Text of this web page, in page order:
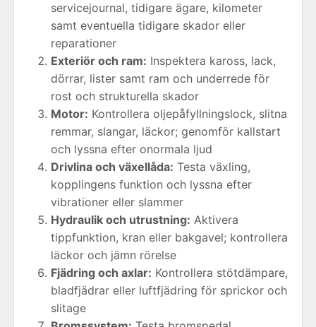
servicejournal, tidigare ägare, kilometer
samt eventuella tidigare skador eller
reparationer
Exteriör och ram: Inspektera kaross, lack,
dörrar, lister samt ram och underrede för
rost och strukturella skador
Motor: Kontrollera oljepåfyllningslock, slitna
remmar, slangar, läckor; genomför kallstart
och lyssna efter onormala ljud
Drivlina och växellåda: Testa växling,
kopplingens funktion och lyssna efter
vibrationer eller slammer
Hydraulik och utrustning: Aktivera
tippfunktion, kran eller bakgavel; kontrollera
läckor och jämn rörelse
Fjädring och axlar: Kontrollera stötdämpare,
bladfjädrar eller luftfjädring för sprickor och
slitage